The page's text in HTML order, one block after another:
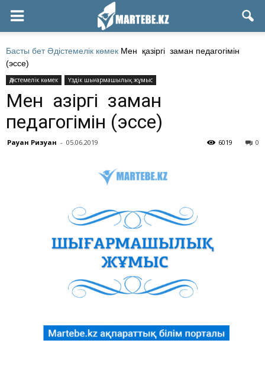
Басты бет Әдістемелік көмек Мен қазіргі заман педагогімін
(эссе)
Әдістемелік көмек Үздік шығармашылық жұмыс
Мен қазіргі заман
педагогімін (эссе)
Рауан Ризуан - 05.06.2019 0
6019